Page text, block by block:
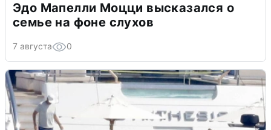
Эдо Мапелли Моцци высказался о
семье на фоне слухов
7 августа 0